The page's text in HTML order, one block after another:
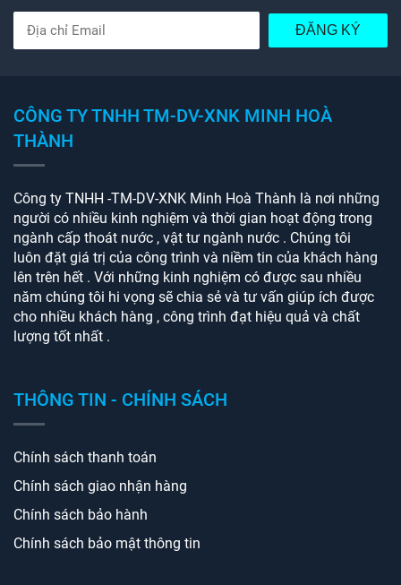
ĐĂNG KÝ
CÔNG TY TNHH TM-DV-XNK MINH HOÀ
THÀNH
Công ty TNHH -TM-DV-XNK Minh Hoà Thành là nơi những
người có nhiều kinh nghiệm và thời gian hoạt động trong
ngành cấp thoát nước , vật tư ngành nước . Chúng tôi
luôn đặt giá trị của công trình và niềm tin của khách hàng
lên trên hết . Với những kinh nghiệm có được sau nhiều
năm chúng tôi hi vọng sẽ chia sẻ và tư vấn giúp ích được
cho nhiều khách hàng , công trình đạt hiệu quả và chất
lượng tốt nhất .
THÔNG TIN - CHÍNH SÁCH
Chính sách thanh toán
Chính sách giao nhận hàng
Chính sách bảo hành
Chính sách bảo mật thông tin